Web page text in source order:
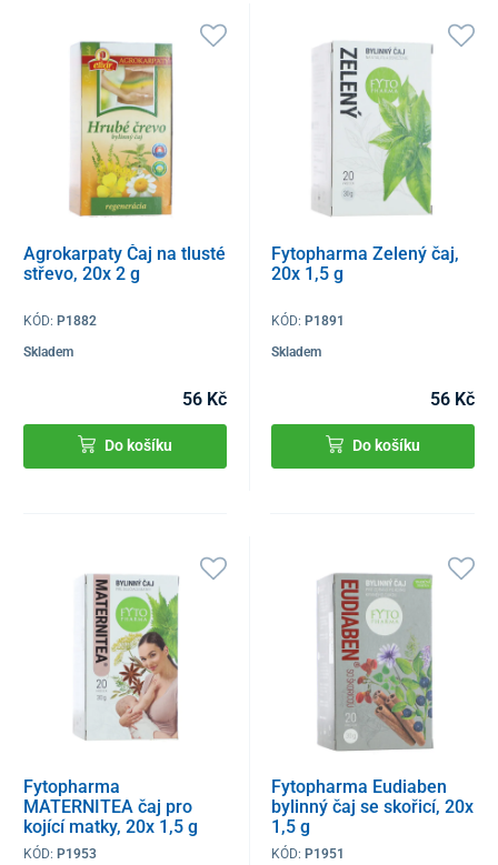
Agrokarpaty Čaj na tlusté
střevo, 20x 2 g
KÓD: P1882
Skladem
56 Kč
Do košíku
Fytopharma Zelený čaj,
20x 1,5 g
KÓD:P1891
Skladem
56 Kč
Do košíku
Fytopharma
MATERNITEA čaj pro
kojící matky, 20x 1,5 g
KÓD: P1953
Fytopharma Eudiaben
bylinný čaj se skořicí, 20x
1,5 g
KÓD:P1951